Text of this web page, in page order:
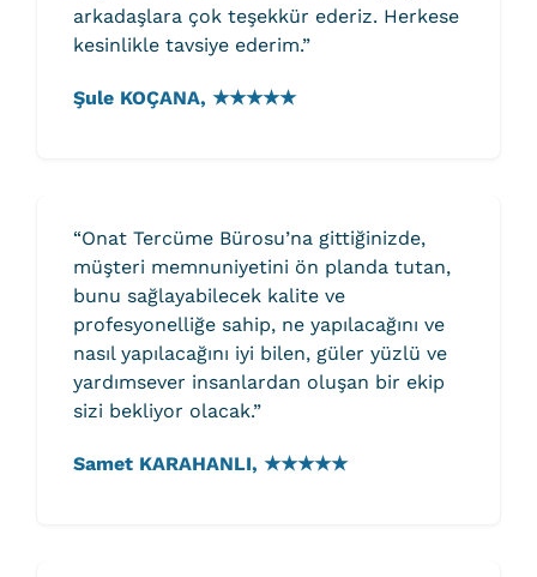
arkadaşlara çok teşekkür ederiz. Herkese
kesinlikle tavsiye ederim.”
Şule KOÇANA, ★★★★★
“Onat Tercüme Bürosu’na gittiğinizde,
müşteri memnuniyetini ön planda tutan,
bunu sağlayabilecek kalite ve
profesyonelliğe sahip, ne yapılacağını ve
nasıl yapılacağını iyi bilen, güler yüzlü ve
yardımsever insanlardan oluşan bir ekip
sizi bekliyor olacak.”
Samet KARAHANLI, ★★★★★